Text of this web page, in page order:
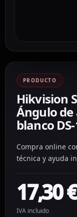
PRODUCTO
Hikvision
Ángulo de
blanco DS-
Compra online
técnica y ayuda
17,30€
IVA incluido